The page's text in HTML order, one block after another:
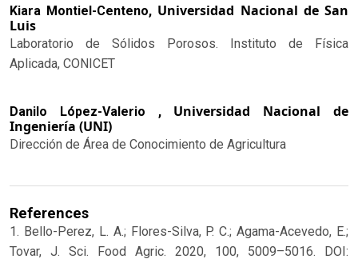
Kiara Montiel-Centeno, Universidad Nacional de San
Luis
Laboratorio de Sólidos Porosos. Instituto de Física
Aplicada, CONICET
Danilo López-Valerio , Universidad Nacional de
Ingeniería (UNI)
Dirección de Área de Conocimiento de Agricultura
References
1. Bello-Perez, L. A.; Flores-Silva, P. C.; Agama-Acevedo, E.;
Tovar, J. Sci. Food Agric. 2020, 100, 5009–5016. DOI: